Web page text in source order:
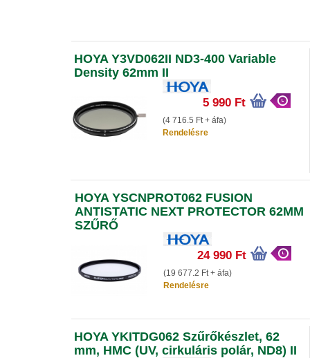
HOYA Y3VD062II ND3-400 Variable
Density 62mm II
5 990 Ft
(4 716.5 Ft + áfa)
Rendelésre
HOYA YSCNPROT062 FUSION
ANTISTATIC NEXT PROTECTOR 62MM
SZŰRŐ
24 990 Ft
(19 677.2 Ft + áfa)
Rendelésre
HOYA YKITDG062 Szűrőkészlet, 62
mm, HMC (UV, cirkuláris polár, ND8) II